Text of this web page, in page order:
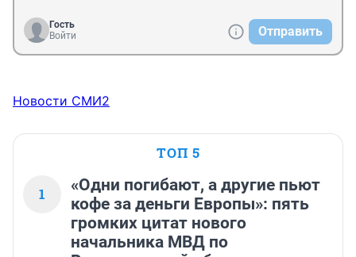
Гость
Войти
Отправить
Новости СМИ2
ТОП 5
1
«Одни погибают, а другие пьют
кофе за деньги Европы»: пять
громких цитат нового
начальника МВД по